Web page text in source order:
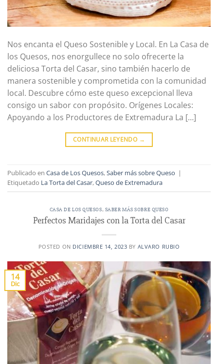
Nos encanta el Queso Sostenible y Local. En La Casa de
los Quesos, nos enorgullece no solo ofrecerte la
deliciosa Torta del Casar, sino también hacerlo de
manera sostenible y comprometida con la comunidad
local. Descubre cómo este queso excepcional lleva
consigo un sabor con propósito. Orígenes Locales:
Apoyando a los Productores de Extremadura La […]
CONTINUAR LEYENDO →
Publicado en Casa de Los Quesos,Saber más sobre Queso |
Etiquetado La Torta del Casar,Queso de Extremadura
CASA DE LOS QUESOS, SABER MÁS SOBRE QUESO
Perfectos Maridajes con la Torta del Casar
POSTED ON DICIEMBRE 14, 2023 BY ALVARO RUBIO
14
Dic